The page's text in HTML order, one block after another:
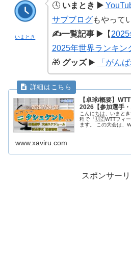
いまとき
🕓いまとき ▶️
サブブログもやって
✍️一覧記事 ▶️【
2025年世界ランキン
🎁 グッズ▶️ 「がん
【卓球/概要】
2026【参加選手・
こんにちは、いまと
程で『🇺🇿WTTフィー
ます。 この大会は、
www.xaviru.com
スポンサー